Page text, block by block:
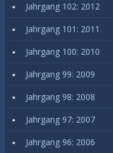
Jahrgang 102: 2012
Jahrgang 101: 2011
Jahrgang 100: 2010
Jahrgang 99: 2009
Jahrgang 98: 2008
Jahrgang 97: 2007
Jahrgang 96: 2006